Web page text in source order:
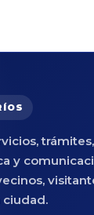
trámites,
y
ciudad.